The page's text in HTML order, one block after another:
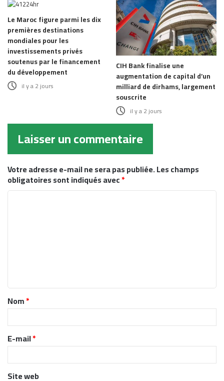
Le Maroc figure parmi les dix
premières destinations
mondiales pour les
investissements privés
soutenus par le financement
du développement
il y a 2 jours
CIH Bank finalise une
augmentation de capital d’un
milliard de dirhams, largement
souscrite
il y a 2 jours
Laisser un commentaire
Votre adresse e-mail ne sera pas publiée.Les champs
obligatoires sont indiqués avec*
t
a
r
e
*
Nom*
E-mail*
Site web